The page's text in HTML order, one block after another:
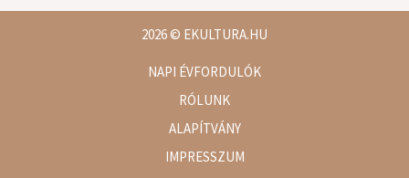
2026© EKULTURA.HU
NAPI ÉVFORDULÓK
RÓLUNK
ALAPÍTVÁNY
IMPRESSZUM